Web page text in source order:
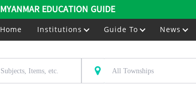
MYANMAR EDUCATION GUIDE
Home Institutions Guide To News